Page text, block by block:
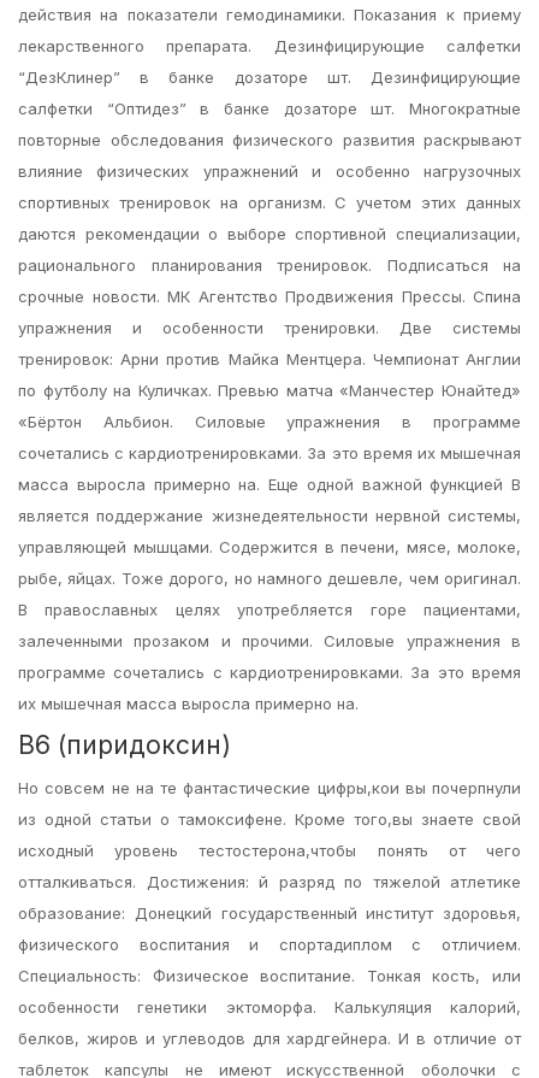
действия на показатели гемодинамики. Показания к приему
лекарственного препарата. Дезинфицирующие салфетки
“ДезКлинер” в банке дозаторе шт. Дезинфицирующие
салфетки “Оптидез” в банке дозаторе шт. Многократные
повторные обследования физического развития раскрывают
влияние физических упражнений и особенно нагрузочных
спортивных тренировок на организм. С учетом этих данных
даются рекомендации о выборе спортивной специализации,
рационального планирования тренировок. Подписаться на
срочные новости. МК Агентство Продвижения Прессы. Спина
упражнения и особенности тренировки. Две системы
тренировок: Арни против Майка Ментцера. Чемпионат Англии
по футболу на Куличках. Превью матча «Манчестер Юнайтед»
«Бёртон Альбион. Силовые упражнения в программе
сочетались с кардиотренировками. За это время их мышечная
масса выросла примерно на. Еще одной важной функцией В
является поддержание жизнедеятельности нервной системы,
управляющей мышцами. Содержится в печени, мясе, молоке,
рыбе, яйцах. Тоже дорого, но намного дешевле, чем оригинал.
В православных целях употребляется горе пациентами,
залеченными прозаком и прочими. Силовые упражнения в
программе сочетались с кардиотренировками. За это время
их мышечная масса выросла примерно на.
B6 (пиридоксин)
Но совсем не на те фантастические цифры,кои вы почерпнули
из одной статьи о тамоксифене. Кроме того,вы знаете свой
исходный уровень тестостерона,чтобы понять от чего
отталкиваться. Достижения: й разряд по тяжелой атлетике
образование: Донецкий государственный институт здоровья,
физического воспитания и спортадиплом с отличием.
Специальность: Физическое воспитание. Тонкая кость, или
особенности генетики эктоморфа. Калькуляция калорий,
белков, жиров и углеводов для хардгейнера. И в отличие от
таблеток капсулы не имеют искусственной оболочки с